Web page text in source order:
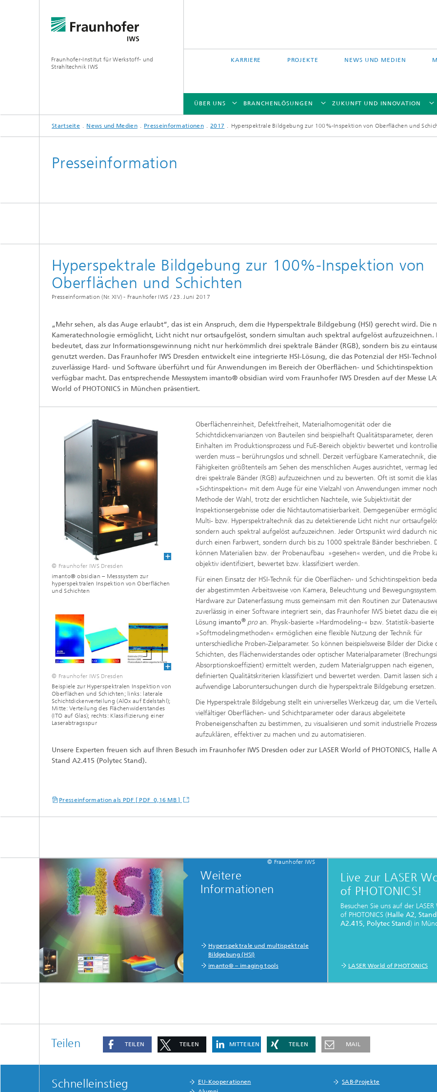
Fraunhofer-Institut für Werkstoff- und
Strahltechnik IWS
KARRIERE PROJEKTE NEWS UND MEDIEN
ÜBER UNS
ÜBER UNS
BRANCHENLÖSUNGEN
BRANCHENLÖSUNGEN
ZUKUNFT UND INNOVATION
ZUKUNFT UND INNOVATION
TECHNOLOGIEN UND KOMPETENZEN
Reaktive Multischichten
PVD-Schichten
Pulverbettverfahren und Drucken
®
Startseite News und Medien Presseinformationen 2017 Hyperspektrale Bildgebung zur 100%-Inspektion von Oberflächen und
Presseinformation
Hyperspektrale Bildgebung zur 100%-Inspektion von
Oberflächen und Schichten
Presseinformation (Nr. XIV) - Fraunhofer IWS / 23. Juni 2017
„Mehr sehen, als das Auge erlaubt“, das ist ein Anspruch, dem die Hyperspektrale Bildgebung (HSI) gerecht wird. Die
Kameratechnologie ermöglicht, Licht nicht nur ortsaufgelöst, sondern simultan auch spektral aufgelöst aufzuzeichnen.
bedeutet, dass zur Informationsgewinnung nicht nur herkömmlich drei spektrale Bänder (RGB), sondern bis zu
genutzt werden. Das Fraunhofer IWS Dresden entwickelt eine integrierte HSI-Lösung, die das Potenzial der HSI-
zuverlässige Hard- und Software überführt und für Anwendungen im Bereich der Oberflächen- und Schichtinspektion
verfügbar macht. Das entsprechende Messsystem imanto® obsidian wird vom Fraunhofer IWS Dresden auf der Messe
World of PHOTONICS in München präsentiert.
© Fraunhofer IWS Dresden
imanto® obsidian – Messsystem zur
hyperspektralen Inspektion von Oberflächen
und Schichten
© Fraunhofer IWS Dresden
Beispiele zur Hyperspektralen Inspektion von
Oberflächen und Schichten; links: laterale
Schichtdickenverteilung (AlOx auf Edelstahl);
Mitte: Verteilung des Flächenwiderstandes
(ITO auf Glas); rechts: Klassifizierung einer
Laserabtragsspur
Oberflächenreinheit, Defektfreiheit, Materialhomogenität oder die
Schichtdickenvarianzen von Bauteilen sind beispielhaft Qualitätsparameter, deren
Einhalten im Produktionsprozess und FuE-Bereich objektiv bewertet und
werden muss – berührungslos und schnell. Derzeit verfügbare Kameratechnik,
Fähigkeiten größtenteils am Sehen des menschlichen Auges ausrichtet, vermag
drei spektrale Bänder (RGB) aufzuzeichnen und zu bewerten. Oft ist somit die
»Sichtinspektion« mit dem Auge für eine Vielzahl von Anwendungen immer
Methode der Wahl, trotz der ersichtlichen Nachteile, wie Subjektivität der
Inspektionsergebnisse oder die Nichtautomatisierbarkeit. Demgegenüber
Multi- bzw. Hyperspektraltechnik das zu detektierende Licht nicht nur
sondern auch spektral aufgelöst aufzuzeichnen. Jeder Ortspunkt wird dadurch
durch einen Farbwert, sondern durch bis zu 1000 spektrale Bänder beschrieben.
können Materialien bzw. der Probenaufbau »gesehen« werden, und die Probe
objektiv identifiziert, bewertet bzw. klassifiziert werden.
Für einen Einsatz der HSI-Technik für die Oberflächen- und Schichtinspektion
der abgestimmten Arbeitsweise von Kamera, Beleuchtung und
Hardware zur Datenerfassung muss gemeinsam mit den Routinen zur
zuverlässig in einer Software integriert sein, das Fraunhofer IWS bietet dazu die
Lösung imanto® proan. Physik-basierte »Hardmodeling-« bzw. Statistik-basierte
»Softmodelingmethoden« ermöglichen eine flexible Nutzung der Technik für
unterschiedliche Proben-Zielparameter. So können beispielsweise Bilder der Dicke
Schichten, des Flächenwiderstandes oder optischer Materialparameter
Absorptionskoeffizient) ermittelt werden, zudem Materialgruppen nach eigenen,
definierten Qualitätskriterien klassifiziert und bewertet werden. Damit lassen sich
aufwendige Laboruntersuchungen durch die hyperspektrale Bildgebung ersetzen.
Die Hyperspektrale Bildgebung stellt ein universelles Werkzeug dar, um die
vielfältiger Oberflächen- und Schichtparameter oder daraus abgeleitete
Probeneigenschaften zu bestimmen, zu visualisieren und somit industrielle
aufzuklären, effektiver zu machen und zu automatisieren.
Unsere Experten freuen sich auf Ihren Besuch im Fraunhofer IWS Dresden oder zur LASER World of PHOTONICS, Halle
Stand A2.415 (Polytec Stand).
Presseinformation als PDF [ PDF 0,16 MB ]
© Fraunhofer IWS
Weitere
Informationen
Hyperspektrale und multispektrale
Bildgebung (HSI)
imanto® – imaging tools
Live zur LASER
of PHOTONICS!
Besuchen Sie uns auf der LASER
of PHOTONICS (Halle A2, Stand
A2.415, Polytec Stand) in
LASER World of PHOTONICS
Teilen TEILEN TEILEN MITTEILEN TEILEN MAIL
Schnelleinstieg EU-Kooperationen SAB-Projekte